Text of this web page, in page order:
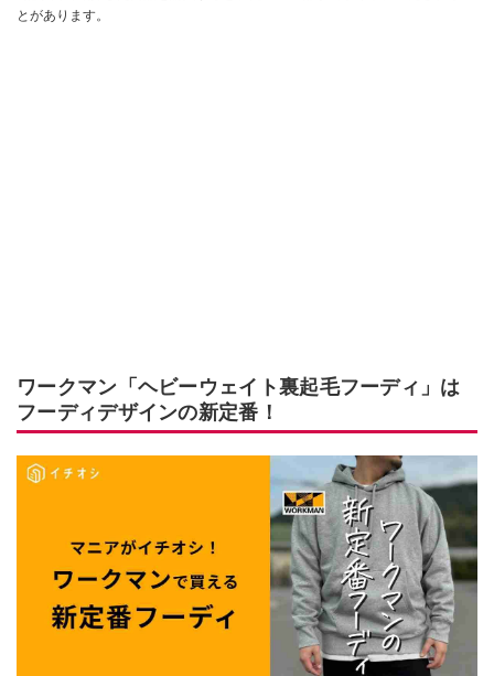
とがあります。
ワークマン「ヘビーウェイト裏起毛フーディ」は
フーディデザインの新定番！